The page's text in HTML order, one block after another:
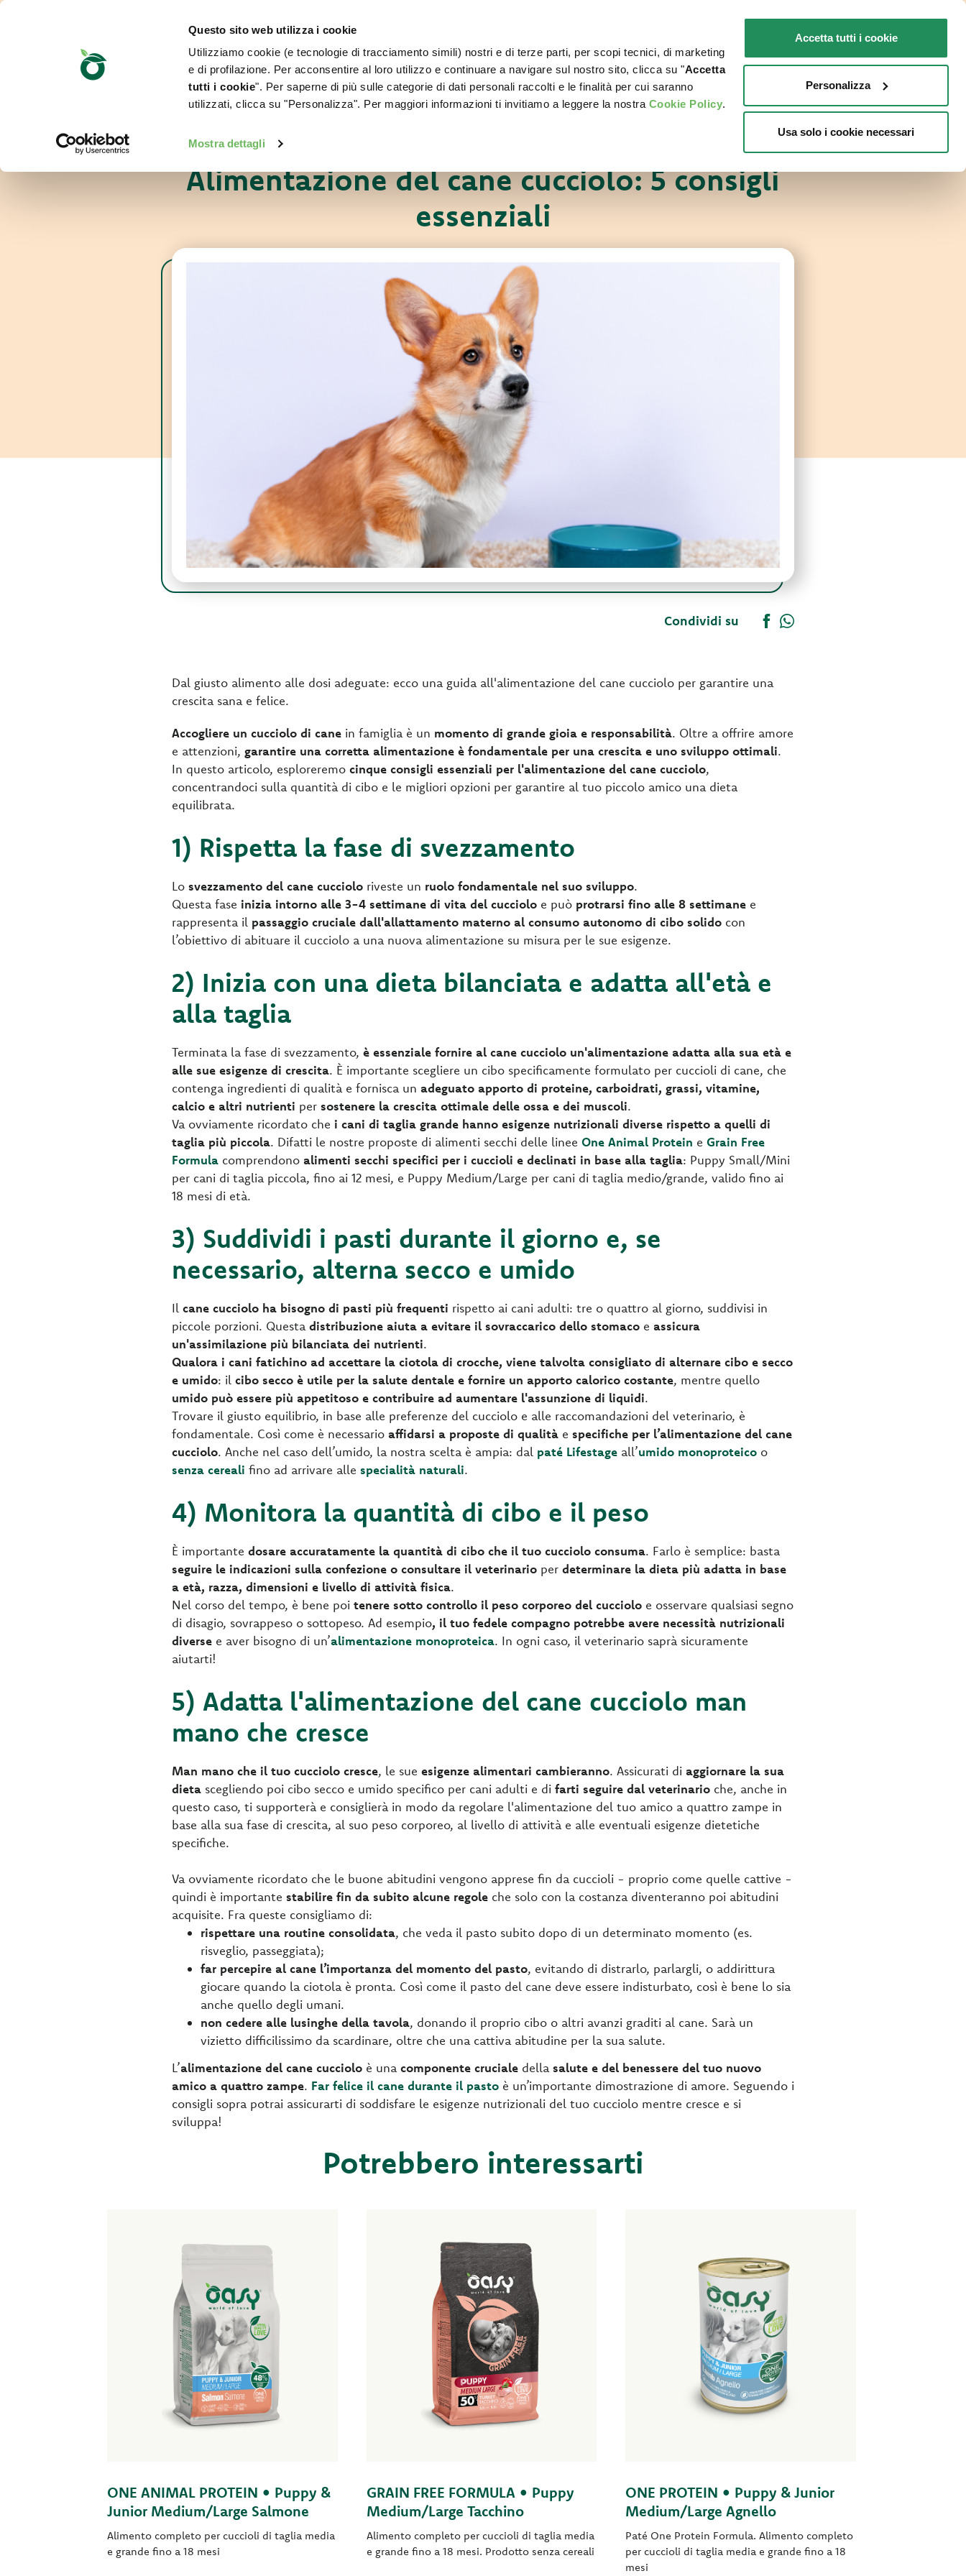
Questo sito web utilizza i cookie
Utilizziamo cookie (e tecnologie di tracciamento simili) nostri e di terze parti, per scopi tecnici, di marketing
e di profilazione. Per acconsentire al loro utilizzo e continuare a navigare sul nostro sito, clicca su "Accetta
tutti i cookie". Per saperne di più sulle categorie di dati personali raccolti e le finalità per cui saranno
utilizzati, clicca su "Personalizza". Per maggiori informazioni ti invitiamo a leggere la nostra Cookie Policy.
Mostra dettagli
Accetta tutti i cookie
Personalizza
Usa solo i cookie necessari
IL NOSTRO MONDO PER IL TUO CANE PER IL TUO GATTO DOVE ACQUISTARE PET NEWS
Alimentazione del cane cucciolo: 5 consigli
essenziali
Condividi su
Dal giusto alimento alle dosi adeguate: ecco una guida all'alimentazione del cane cucciolo per garantire una
crescita sana e felice.
Accogliere un cucciolo di cane in famiglia è un momento di grande gioia e responsabilità. Oltre a offrire amore
e attenzioni, garantire una corretta alimentazione è fondamentale per una crescita e uno sviluppo ottimali.
In questo articolo, esploreremo cinque consigli essenziali per l'alimentazione del cane cucciolo,
concentrandoci sulla quantità di cibo e le migliori opzioni per garantire al tuo piccolo amico una dieta
equilibrata.
1) Rispetta la fase di svezzamento
Lo svezzamento del cane cucciolo riveste un ruolo fondamentale nel suo sviluppo.
Questa fase inizia intorno alle 3-4 settimane di vita del cucciolo e può protrarsi fino alle 8 settimane e
rappresenta il passaggio cruciale dall'allattamento materno al consumo autonomo di cibo solido con
l’obiettivo di abituare il cucciolo a una nuova alimentazione su misura per le sue esigenze.
2) Inizia con una dieta bilanciata e adatta all'età e
alla taglia
Terminata la fase di svezzamento, è essenziale fornire al cane cucciolo un'alimentazione adatta alla sua età e
alle sue esigenze di crescita. È importante scegliere un cibo specificamente formulato per cuccioli di cane, che
contenga ingredienti di qualità e fornisca un adeguato apporto di proteine, carboidrati, grassi, vitamine,
calcio e altri nutrienti per sostenere la crescita ottimale delle ossa e dei muscoli.
Va ovviamente ricordato che i cani di taglia grande hanno esigenze nutrizionali diverse rispetto a quelli di
taglia più piccola. Difatti le nostre proposte di alimenti secchi delle linee One Animal Protein e Grain Free
Formula comprendono alimenti secchi specifici per i cuccioli e declinati in base alla taglia: Puppy Small/Mini
per cani di taglia piccola, fino ai 12 mesi, e Puppy Medium/Large per cani di taglia medio/grande, valido fino ai
18 mesi di età.
3) Suddividi i pasti durante il giorno e, se
necessario, alterna secco e umido
Il cane cucciolo ha bisogno di pasti più frequenti rispetto ai cani adulti: tre o quattro al giorno, suddivisi in
piccole porzioni. Questadistribuzione aiuta a evitare il sovraccarico dello stomaco e assicura
un'assimilazione più bilanciata dei nutrienti.
Qualora i cani fatichino ad accettare la ciotola di crocche, viene talvolta consigliato di alternare cibo e secco
e umido: il cibo secco è utile per la salute dentale e fornire un apporto calorico costante, mentre quello
umido può essere più appetitoso e contribuire ad aumentare l'assunzione di liquidi.
Trovare il giusto equilibrio, in base alle preferenze del cucciolo e alle raccomandazioni del veterinario, è
fondamentale. Così come è necessario affidarsi a proposte di qualità e specifiche per l’alimentazione del cane
cucciolo. Anche nel caso dell’umido, la nostra scelta è ampia: dal paté Lifestage all’umido monoproteico o
senza cereali fino ad arrivare alle specialità naturali.
4) Monitora la quantità di cibo e il peso
È importante dosare accuratamente la quantità di cibo che il tuo cucciolo consuma. Farlo è semplice: basta
seguire le indicazioni sulla confezione o consultare il veterinario per determinare la dieta più adatta in base
a età, razza, dimensioni e livello di attività fisica.
Nel corso del tempo, è bene poi tenere sotto controllo il peso corporeo del cucciolo e osservare qualsiasi segno
di disagio, sovrappeso o sottopeso. Ad esempio, il tuo fedele compagno potrebbe avere necessità nutrizionali
diverse e aver bisogno di un’alimentazione monoproteica. In ogni caso, il veterinario saprà sicuramente
aiutarti!
5) Adatta l'alimentazione del cane cucciolo man
mano che cresce
Man mano che il tuo cucciolo cresce, le sue esigenze alimentari cambieranno. Assicurati di aggiornare la sua
dieta scegliendo poi cibo secco e umido specifico per cani adulti e di farti seguire dal veterinario che, anche in
questo caso, ti supporterà e consiglierà in modo da regolare l'alimentazione del tuo amico a quattro zampe in
base alla sua fase di crescita, al suo peso corporeo, al livello di attività e alle eventuali esigenze dietetiche
specifiche.
Va ovviamente ricordato che le buone abitudini vengono apprese fin da cuccioli - proprio come quelle cattive -
quindi è importante stabilire fin da subito alcune regole che solo con la costanza diventeranno poi abitudini
acquisite. Fra queste consigliamo di:
rispettare una routine consolidata, che veda il pasto subito dopo di un determinato momento (es.
risveglio, passeggiata);
far percepire al cane l’importanza del momento del pasto, evitando di distrarlo, parlargli, o addirittura
giocare quando la ciotola è pronta. Così come il pasto del cane deve essere indisturbato, così è bene lo sia
anche quello degli umani.
non cedere alle lusinghe della tavola, donando il proprio cibo o altri avanzi graditi al cane. Sarà un
vizietto difficilissimo da scardinare, oltre che una cattiva abitudine per la sua salute.
L’alimentazione del cane cucciolo è unacomponente cruciale dellasalute e del benessere del tuo nuovo
amico a quattro zampe. Far felice il cane durante il pasto è un’importante dimostrazione di amore. Seguendo i
consigli sopra potrai assicurarti di soddisfare le esigenze nutrizionali del tuo cucciolo mentre cresce e si
sviluppa!
Potrebbero interessarti
ONE ANIMAL PROTEIN • Puppy &
Junior Medium/Large Salmone
Alimento completo per cuccioli di taglia media
e grande fino a 18 mesi
GRAIN FREE FORMULA • Puppy
Medium/Large Tacchino
Alimento completo per cuccioli di taglia media
e grande fino a 18 mesi. Prodotto senza cereali
ONE PROTEIN • Puppy & Junior
Medium/Large Agnello
Paté One Protein Formula. Alimento completo
per cuccioli di taglia media e grande fino a 18
mesi